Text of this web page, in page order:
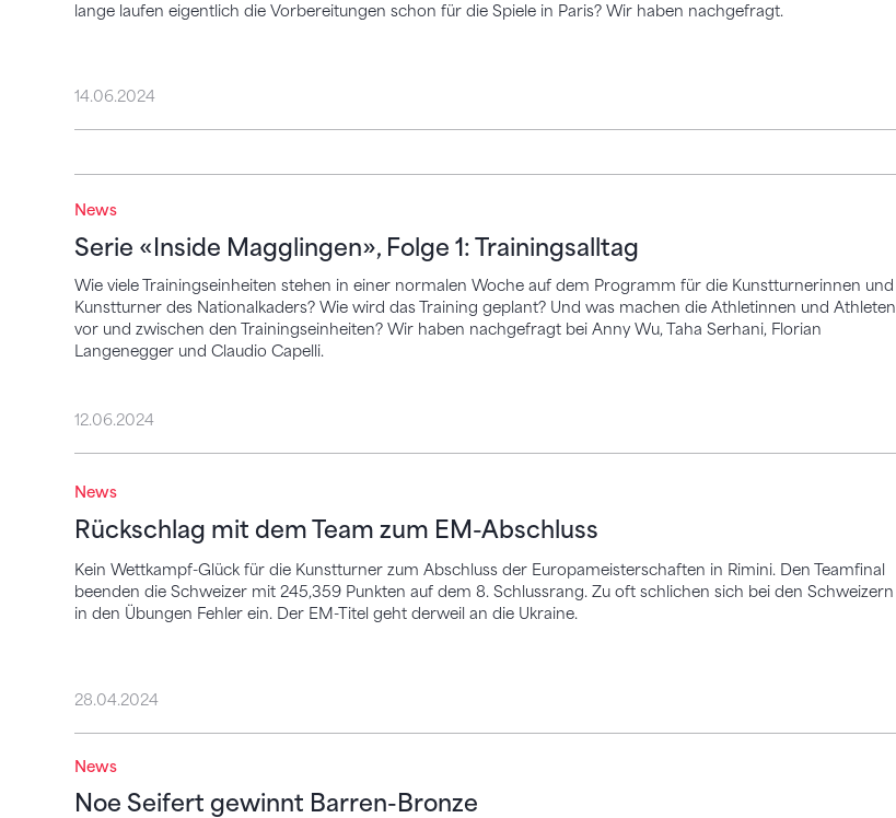
lange laufen eigentlich die Vorbereitungen schon für die Spiele in Paris? Wir haben nachgefragt.
14.06.2024
News
Serie «Inside Magglingen», Folge 1: Trainingsalltag
Wie viele Trainingseinheiten stehen in einer normalen Woche auf dem Programm für die Kunstturnerinnen und
Kunstturner des Nationalkaders? Wie wird das Training geplant? Und was machen die Athletinnen und Athleten
vor und zwischen den Trainingseinheiten? Wir haben nachgefragt bei Anny Wu, Taha Serhani, Florian
Langenegger und Claudio Capelli.
Serie «Inside Magglingen», Folge 1: Trainingsalltag
12.06.2024
News
Rückschlag mit dem Team zum EM-Abschluss
Kein Wettkampf-Glück für die Kunstturner zum Abschluss der Europameisterschaften in Rimini. Den Teamfinal
beenden die Schweizer mit 245,359 Punkten auf dem 8. Schlussrang. Zu oft schlichen sich bei den Schweizern
in den Übungen Fehler ein. Der EM-Titel geht derweil an die Ukraine.
Rückschlag mit dem Team zum EM-Abschluss
28.04.2024
News
Noe Seifert gewinnt Barren-Bronze
Noe Seifert gewinnt Barren-Bronze